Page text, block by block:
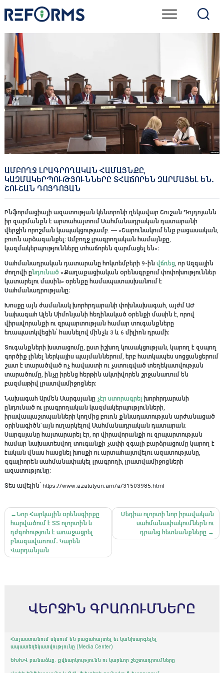
content
ԱՄԲՈՂՋ ԼՐԱԳՐՈՂԱԿԱՆ ՀԱՄԱՅՆՔԸ,
ԿԱԶՄԱԿԵՐՊՈՒԹՅՈՒՆՆԵՐԸ ՏՀԱՃՈՐԵՆ ԶԱՐՄԱՑԵԼ ԵՆ.
ՇՈՒՇԱՆ ԴՈՅԴՈՅԱՆ
Ինֆորմացիայի ազատության կենտրոնի ղեկավար Շուշան Դոյդոյանն
իր զարմանքն է արտահայտում Սահմանադրական դատարանի
վերջին որոշման կապակցությամբ. — «Շարունակում ենք բացասական,
բուռն արձագանքել։ Ամբողջ լրագրողական համայնքը,
կազմակերպությունները տհաճորեն զարմացել են»։
Սահմանադրական դատարանը հոկտեմբերի 9-ին վճռեց , որ Ազգային
ժողովի ընդունած «Քաղաքացիական օրենսգրքում փոփոխություններ
կատարելու մասին» օրենքը համապատասխանում է
Սահմանադրությանը։
Խոսքը այն ժամանակ խորհրդարանի փոխնախագահ, այժմ ԱԺ
նախագահ Ալեն Սիմոնյանի հեղինակած օրենքի մասին է, որով
վիրավորանքի ու զրպարտության համար տուգանքները
եռապատկվեցին՝ հասնելով մինչև 3 և 6 միլիոն դրամի։
Տուգանքների խստացումը, ըստ իշխող կուսակցության, կարող է զսպող
գործիք լինել ներկայիս պայմաններում, երբ հատկապես սոցցանցերում
շատ է տարածված ոչ հավաստի ու չստուգված տեղեկատվության
տարածումը, ինչը իրենց հերթին ակտիվորեն շրջանառում են
բազմաթիվ լրատվամիջոցներ։
Նախագահ Արմեն Սարգսյանը չէր ստորագրել խորհրդարանի
ընդունած ու լրագրողական կազմակերպությունների,
իրավապաշտպանների կողմից բուռն քննադատության արժանացած
օրինագիծն`այն ուղարկելով Սահմանադրական դատարան:
Սարգսյանը հայտարարել էր, որ վիրավորանքի ու զրպարտության
համար նախատեսվող տուգանքի չափի զգալի բարձրացումը կարող է
էական վնաս հասցնել խոսքի ու արտահայտվելու ազատությանը,
զգալիորեն սահմանափակել լրագրողի, լրատվամիջոցների
ազատությունը։
Տես ավելին՝ https://www.azatutyun.am/a/31503985.html
Գրառումների
նավարկումը
Նոր Հարկային օրենսգիրքը
հարվածում է ՏՏ ոլորտին և
դժգոհություն է առաջացրել
բնագավառում․ Կարեն
Վարդանյան
Մեդիա ոլորտի նոր իրավական
սահմանափակումներն ու
դրանց հետևանքները
ՎԵՐՋԻՆ ԳՐԱՌՈՒՄՆԵՐԸ
Հայաստանում սկսում են բացահայտել եւ կանխարգելել
ապատեղեկատվությունը (Media Center)
ԵԽԽՎ բանաձևը․ քվեարկությունն ու կարևոր շեշտադրումները